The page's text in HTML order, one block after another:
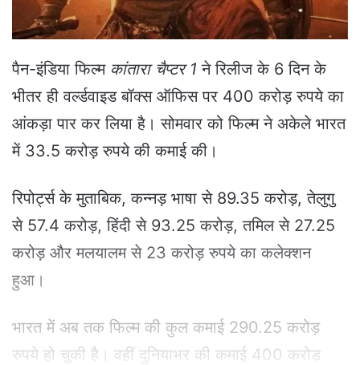
l
पैन-इंडिया फिल्म कांतारा चैप्टर 1 ने रिलीज के 6 दिन के
भीतर ही वर्ल्डवाइड बॉक्स ऑफिस पर 400 करोड़ रुपये का
आंकड़ा पार कर लिया है। सोमवार को फिल्म ने अकेले भारत
में 33.5 करोड़ रुपये की कमाई की।
रिपोर्ट्स के मुताबिक, कन्नड़ भाषा से 89.35 करोड़, तेलुगु
से 57.4 करोड़, हिंदी से 93.25 करोड़, तमिल से 27.25
करोड़ और मलयालम से 23 करोड़ रुपये का कलेक्शन
हुआ।
भारत में अब तक फिल्म की कुल कमाई 290.25 करोड़
रुपये हो चुकी है। वहीं दुनियाभर की कमाई 400 करोड़